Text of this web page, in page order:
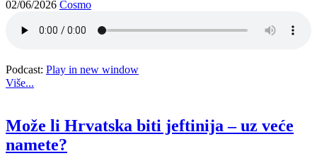
02/06/2026 Cosmo
Podcast: Play in new window
Više...
Može li Hrvatska biti jeftinija – uz veće
namete?